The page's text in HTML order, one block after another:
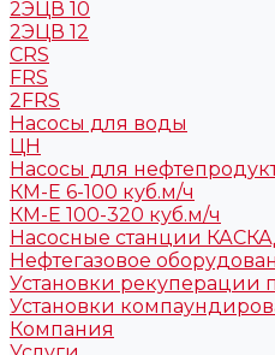
2ЭЦВ 10
2ЭЦВ 12
CRS
FRS
2FRS
Насосы для воды
ЦН
Насосы для
КМ-Е 6-100 куб.м/ч
КМ-Е 100-320 куб.м/ч
Насосные станции
Нефтегазовое
Установки рекуперации
Установки
Компания